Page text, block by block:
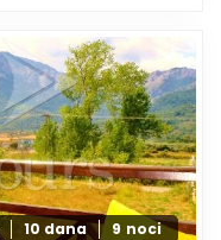
10 dana 9 noci